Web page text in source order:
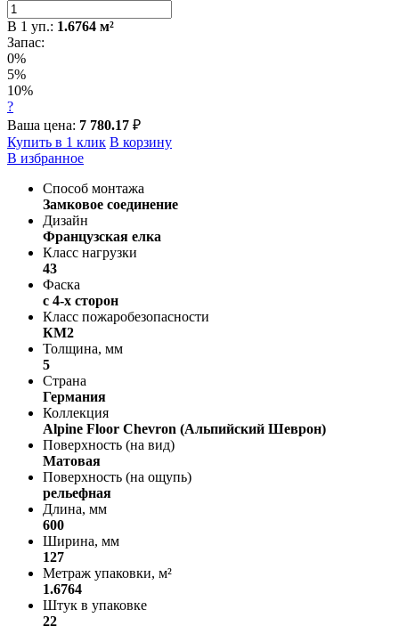
В 1 уп.: 1.6764 м²
Запас:
0%
5%
10%
?
Ваша цена: 7 780.17 ₽
Купить в 1 клик В корзину
В избранное
Способ монтажа
Замковое соединение
Дизайн
Французская елка
Класс нагрузки
43
Фаска
с 4-х сторон
Класс пожаробезопасности
КМ2
Толщина, мм
5
Страна
Германия
Коллекция
Alpine Floor Chevron (Альпийский Шеврон)
Поверхность (на вид)
Матовая
Поверхность (на ощупь)
рельефная
Длина, мм
600
Ширина, мм
127
Метраж упаковки, м²
1.6764
Штук в упаковке
22